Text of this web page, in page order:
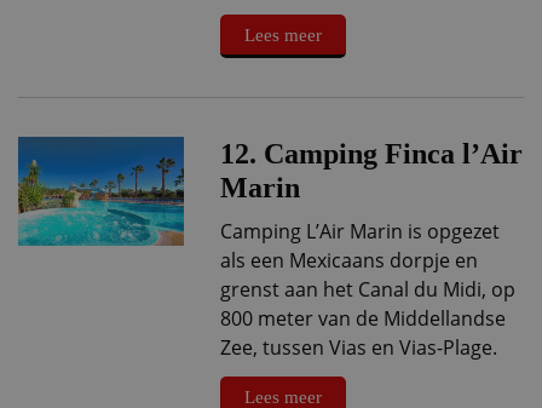
Lees meer
12. Camping Finca l’Air
Marin
Camping L’Air Marin is opgezet
als een Mexicaans dorpje en
grenst aan het Canal du Midi, op
800 meter van de Middellandse
Zee, tussen Vias en Vias-Plage.
Lees meer